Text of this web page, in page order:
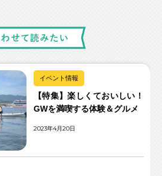
イベント情報
【特集】楽しくておいしい！
GWを満喫する体験＆グルメ
2023年4月20日